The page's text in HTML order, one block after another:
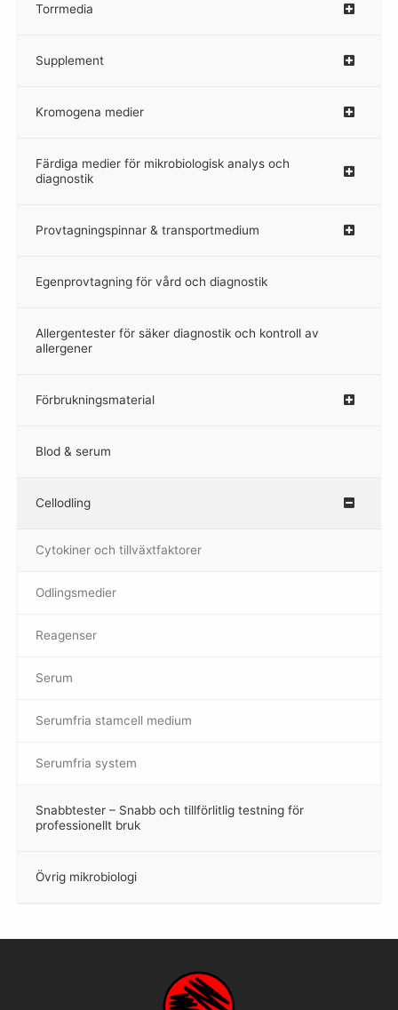
Torrmedia
–
Supplement
–
Kromogena medier
–
Färdiga medier för mikrobiologisk analys och
diagnostik
Provtagningspinnar & transportmedium
–
Egenprovtagning för vård och diagnostik
–
Allergentester för säker diagnostik och kontroll av
allergener
–
Förbrukningsmaterial
Blod & serum
Cellodling
–
Cytokiner och tillväxtfaktorer
Odlingsmedier
Reagenser
Serum
Serumfria stamcell medium
Serumfria system
Snabbtester – Snabb och tillförlitlig testning för
professionellt bruk
–
Övrig mikrobiologi
–